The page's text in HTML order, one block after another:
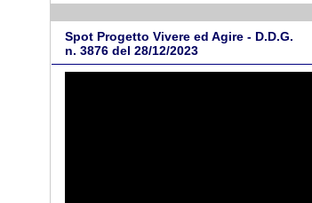
Spot Progetto Vivere ed Agire - D.D.G.
n. 3876 del 28/12/2023